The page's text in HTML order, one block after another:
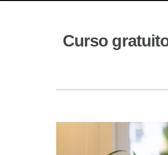
Curso